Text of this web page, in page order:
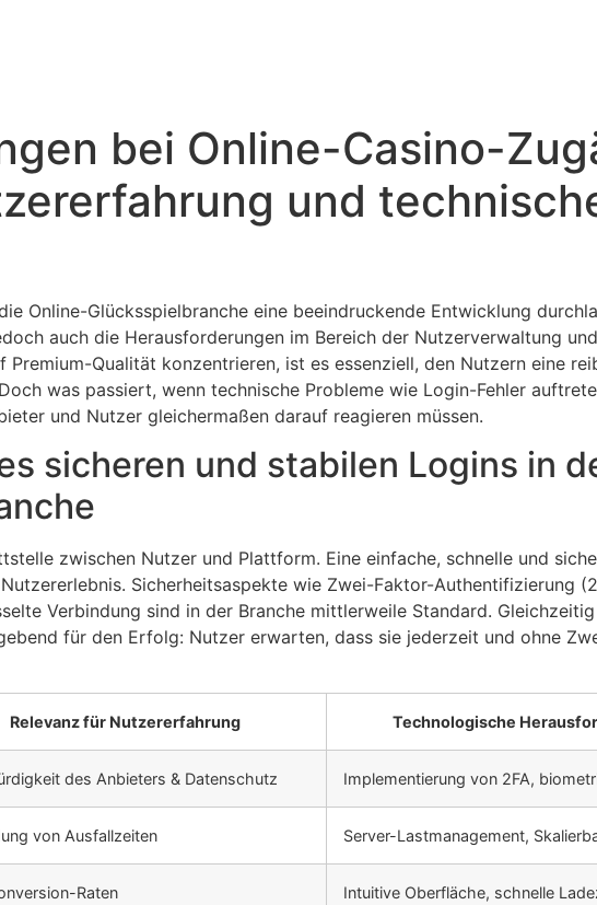
bei Online-Casino-
und
Online-Glücksspielbranche eine beeindruckende Entwicklung
auch die Herausforderungen im Bereich der Nutzerverwaltung
Qualität konzentrieren, ist es essenziell, den Nutzern eine
was passiert, wenn technische Probleme wie Login-Fehler
und Nutzer gleichermaßen darauf reagieren müssen.
sicheren und stabilen Logins in
zwischen Nutzer und Plattform. Eine einfache, schnelle und
Sicherheitsaspekte wie Zwei-Faktor-Authentifizierung
Verbindung sind in der Branche mittlerweile Standard.
für den Erfolg: Nutzer erwarten, dass sie jederzeit und ohne
Relevanz für Nutzererfahrung Technologische
des Anbieters & Datenschutz Implementierung von 2FA,
von Ausfallzeiten Server-Lastmanagement,
Raten Intuitive Oberfläche, schnelle